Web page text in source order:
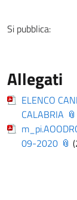
Si pubblica:
Allegati
ELENCO
CALABRIA
09-2020